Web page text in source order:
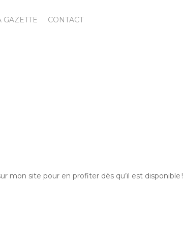
GAZETTE CONTACT
mon site pour en profiter dès qu’il est disponible !